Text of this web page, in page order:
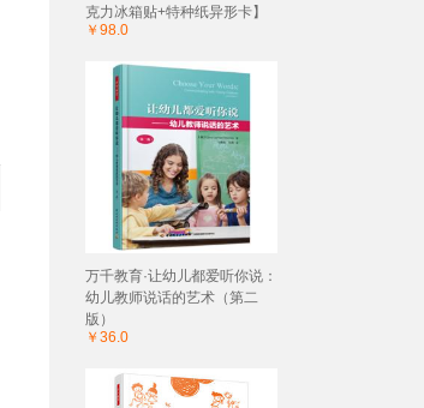
克力冰箱贴+特种纸异形卡】
￥98.0
万千教育·让幼儿都爱听你说：
幼儿教师说话的艺术（第二
版）
￥36.0